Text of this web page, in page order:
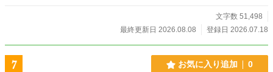
文字数 51,498
最終更新日 2026.08.08
登録日 2026.07.18
7 お気に入り追加 0